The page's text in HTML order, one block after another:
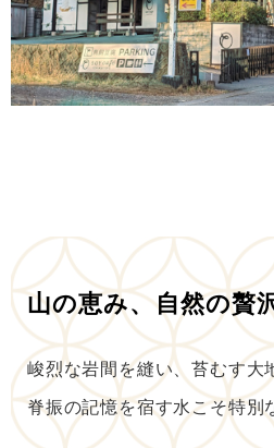
山の恵み、自然の贅
峻烈な岩間を縫い、苔むす大
脊振の記憶を宿す水こそ特別